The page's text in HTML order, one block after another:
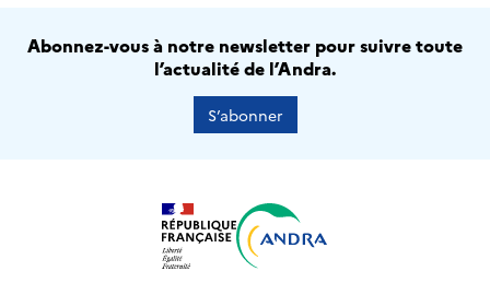
Abonnez-vous à notre newsletter pour suivre toute
l’actualité de l’Andra.
S’abonner